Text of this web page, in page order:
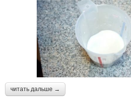
читать дальше →